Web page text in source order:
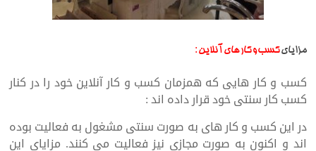
مزایایکسب و کار های آنلاین:
کسب و کار هایی که همزمان کسب و کار آنلاین خود را در کنار
کسب کار سنتی خود قرار داده اند :
در این کسب و کار های به صورت سنتی مشغول به فعالیت بوده
اند و اکنون به صورت مجازی نیز فعالیت می کنند. مزایای این